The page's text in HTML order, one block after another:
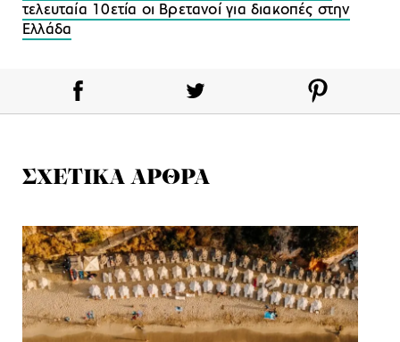
τελευταία 10ετία οι Βρετανοί για διακοπές στην
Ελλάδα
ΣΧΕΤΙΚΑ ΑΡΘΡΑ